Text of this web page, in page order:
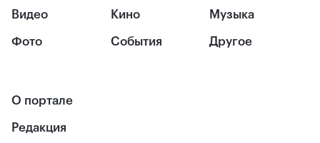
Видео
Фото
Кино
События
Музыка
Другое
О портале
Редакция